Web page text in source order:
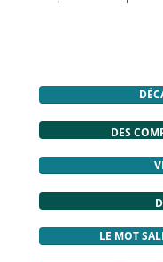
DES
LE MOT